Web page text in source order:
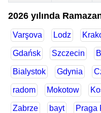
2026 yılında
Varşova Lodz
Gdańsk Szczecin
Bialystok Gdynia
radom Mokotow
Zabrze bayt Praga